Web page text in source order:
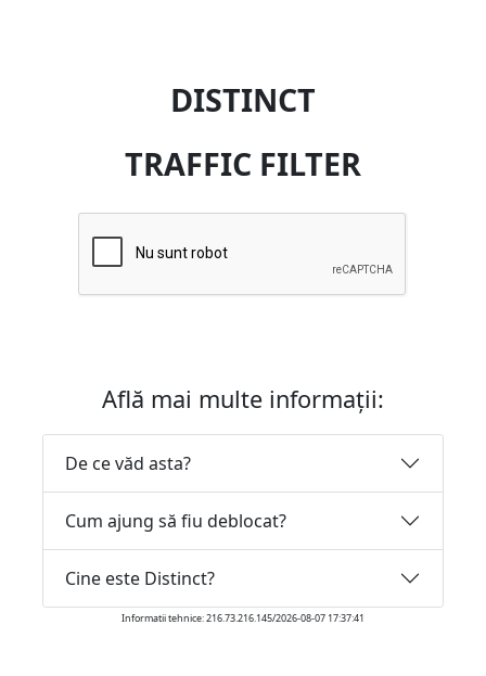
DISTINCT
TRAFFIC FILTER
Află mai multe informații:
De ce văd asta?
Cum ajung să fiu deblocat?
Cine este Distinct?
Informatii tehnice: 216.73.216.145/2026-08-07 17:37:41